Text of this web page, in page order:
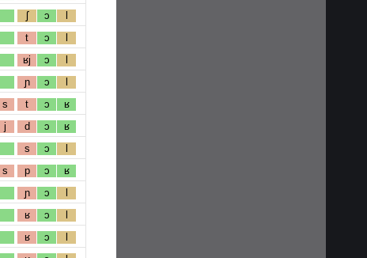
ʃ ɔ l
t ɔ l
ʁj ɔ l
ɲ ɔ l
s t ɔ ʁ
j d ɔ ʁ
s ɔ l
s p ɔ ʁ
ɲ ɔ l
ʁ ɔ l
ʁ ɔ l